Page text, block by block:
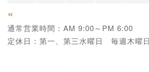
«
通常営業時間：AM 9:00～PM 6:00
定休日：第一、第三水曜日 毎週木曜日